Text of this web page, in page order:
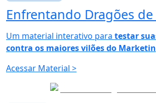
Enfrentando Dragões
Um material interativo para testar
contra os maiores vilões do
Acessar Material >